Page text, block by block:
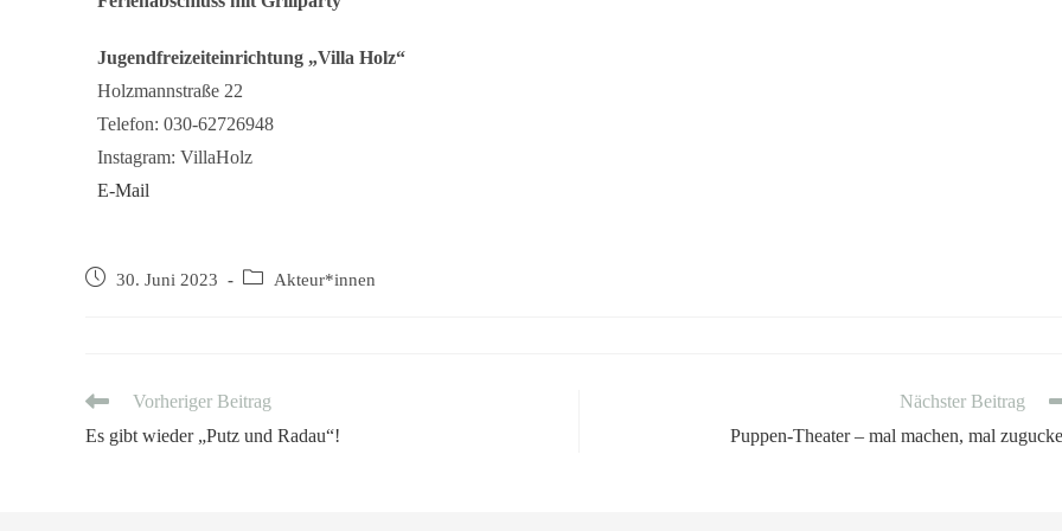
Jugendfreizeiteinrichtung „Villa Holz“
Holzmannstraße 22
Telefon: 030-62726948
Instagram: VillaHolz
E-Mail
30. Juni 2023 Akteur*innen
Vorheriger Beitrag
Es gibt wieder „Putz und Radau“!
Nächster Beitrag
Puppen-Theater – mal machen, mal